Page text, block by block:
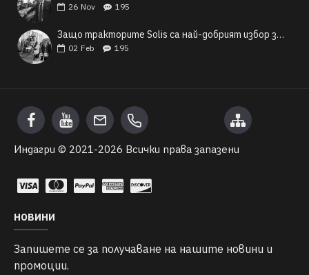
26 Nov 195
Защо тракторите Solis са най-добрият избор за българските малки и средни фермери?
02 Feb 195
Индагри © 2021-2026 Всички права запазени
НОВИНИ
Запишете се за получаване на нашите новини и
промоции.